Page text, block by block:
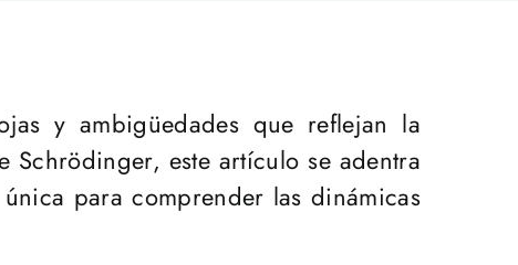
y ambigüedades que reflejan la
este artículo se adentra
para comprender las dinámicas